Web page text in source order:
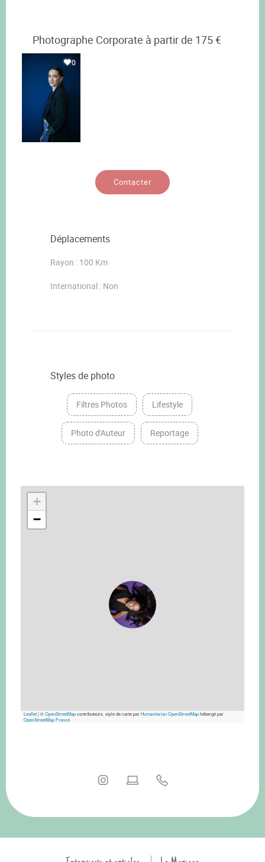
Photographe Corporate à partir de 175 €
0
Contacter
Déplacements
Rayon : 100 Km
International : Non
Styles de photo
Filtres Photos Lifestyle
Photo d'Auteur Reportage
+
−
Leaflet|©OpenStreetMapcontributeurs, style de carte parHumanitarian OpenStreetMaphébergé par
OpenStreetMap France